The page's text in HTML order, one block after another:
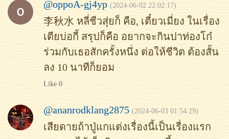
@oppoA-gj4yp (2024-06-02 22:02:17)
李秋水 หลี่ชืวสุ่ยก็ คือ, เตี๋ยวเมี่ยง ในเรื่อง
เตียบ่อกี้ สรุปก็คือ อยากจะกินปาท่องโก๋
ร่วมกับเธอสักครั้งหนึ่ง ต่อให้ชีวิต ต้องสั้น
ลง 10 นาทีก็ยอม
Like 0
@ananrodklang2875 (2024-06-03 01:54:29)
เสียดายถ้าปู่แกแต่งเรื่องนี้เป็นเรื่องแรก